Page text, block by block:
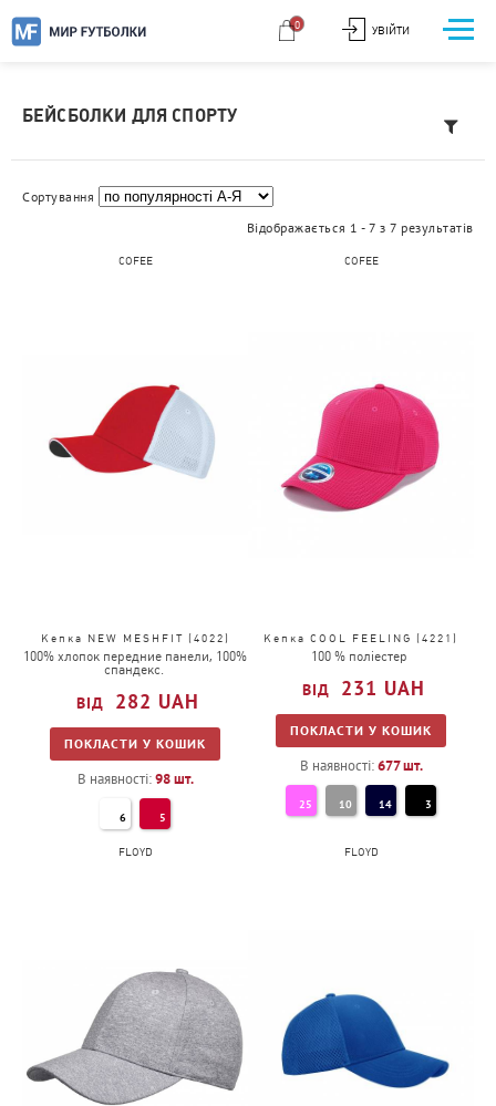
УВІЙТИ
0
БЕЙСБОЛКИ ДЛЯ СПОРТУ
Сортування
Відображається 1 - 7 з 7 результатів
COFEE
Кепка NEW MESHFIT (4022)
100% хлопок передние панели, 100%
спандекс.
282 UAH
ПОКЛАСТИ У КОШИК
В наявності:98шт.
6 5
COFEE
Кепка COOL FEELING (4221)
100 % поліестер
231 UAH
ПОКЛАСТИ У КОШИК
В наявності:677шт.
25 10 14 3
FLOYD FLOYD